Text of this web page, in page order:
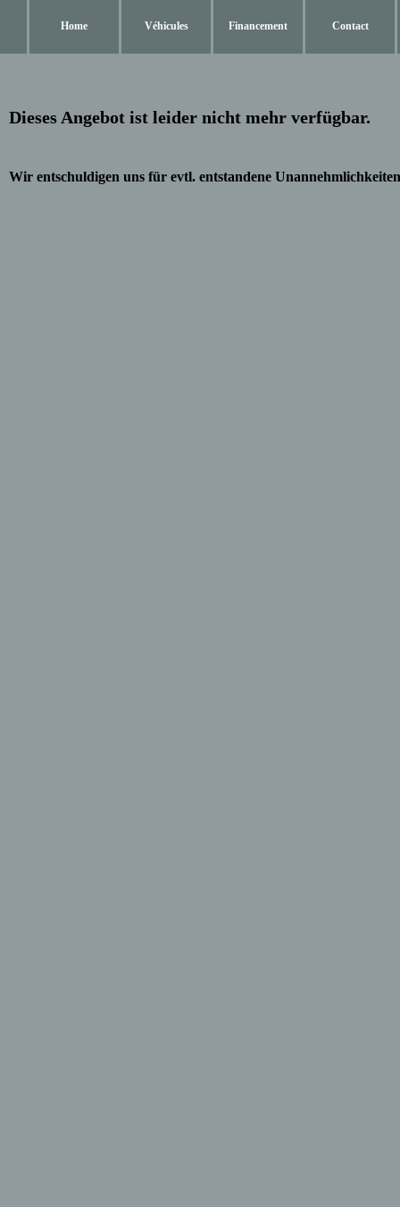
Home Véhicules Financement Contact
Dieses Angebot ist leider nicht mehr verfügbar.
Wir entschuldigen uns für evtl. entstandene